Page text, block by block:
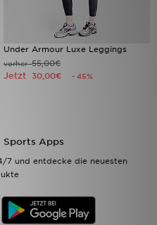
Under Armour Luxe Leggings
vorher55,00€
Jetzt 30,00€ - 45%
Sports Apps
7 und entdecke die neuesten